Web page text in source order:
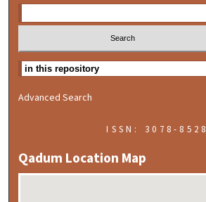
Advanced Search
ISSN: 3078-8528
Qadum Location Map